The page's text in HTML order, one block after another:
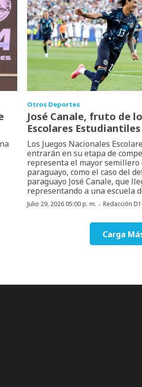
Otros Deportes
José Canale, fruto de
Escolares Estudiantiles
Los Juegos Nacionales
entrarán en su etapa de
representa el mayor semillero
paraguayo, como el caso del
paraguayo José Canale, que
representando a una escuela
Julio 29, 2026 05:00 p. m. ·Redacción
Carga